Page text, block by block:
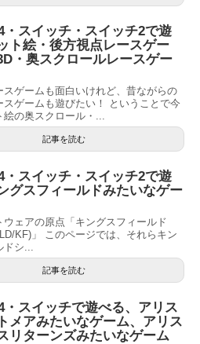
・スイッチ・スイッチ2で遊
ト絵・後方視点レースゲー
・奥スクロールレースゲー
スゲームも面白いけれど、昔ながらの
スゲームも遊びたい！ ということで今
絵の奥スクロール・...
記事を読む
・スイッチ・スイッチ2で遊
グスフィールドみたいなゲー
ウェアの原点「キングスフィールド
KF)」 このページでは、それらキン
ドシ...
記事を読む
・スイッチで遊べる、アリス
メアみたいなゲーム、アリス
リターンズみたいなゲーム